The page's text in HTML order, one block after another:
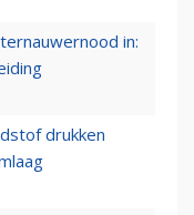
in:
drukken